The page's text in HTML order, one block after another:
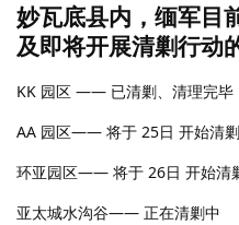
妙瓦底县内，缅军目
及即将开展清剿行动
KK 园区 —— 已清剿、清理完毕
AA 园区—— 将于 25日 开始清剿
环亚园区—— 将于 26日 开始清
亚太城水沟谷—— 正在清剿中